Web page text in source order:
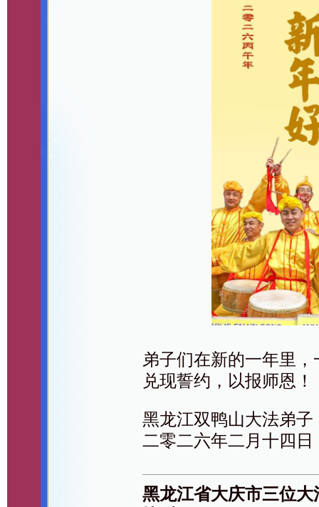
弟子们在新的一年里
兑现誓约，以报师恩！
黑龙江双鸭山大法弟子
二零二六年二月十四日
黑龙江省大庆市三位